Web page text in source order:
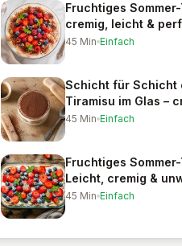
Fruchtiges
cremig, leicht &
45 Min Einfach
Schicht für Schicht
Tiramisu im Glas –
elegant
45 Min Einfach
Fruchtiges
Leicht, cremig &
frisch
45 Min Einfach